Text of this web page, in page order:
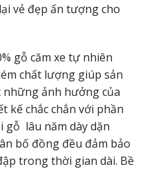
vẻ đẹp ấn tượng cho
gỗ căm xe tự nhiên
chất lượng giúp sản
ảnh hưởng của
kế chắc chắn với phần
gỗ lâu năm dày dặn
bố đồng đều đảm bảo
trong thời gian dài. Bề